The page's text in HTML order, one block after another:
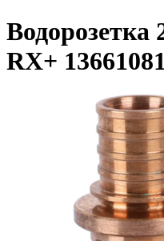
Водорозетка
RX+